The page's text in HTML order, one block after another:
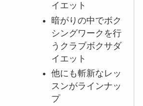
イエット
暗がりの中でボク
シングワークを行
うクラブボクサダ
イエット
他にも斬新なレッ
スンがラインナッ
プ